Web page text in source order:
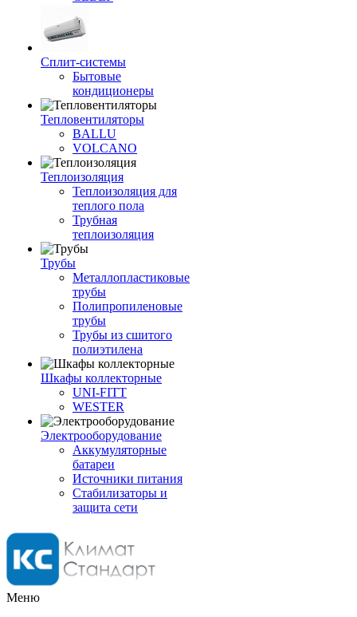
Сплит-системы
Бытовые
кондиционеры
Тепловентиляторы
BALLU
VOLCANO
Теплоизоляция
Теплоизоляция для
теплого пола
Трубная
теплоизоляция
Трубы
Металлопластиковые
трубы
Полипропиленовые
трубы
Трубы из сшитого
полиэтилена
Шкафы коллекторные
UNI-FITT
WESTER
Электрооборудование
Аккумуляторные
батареи
Источники питания
Стабилизаторы и
защита сети
Меню